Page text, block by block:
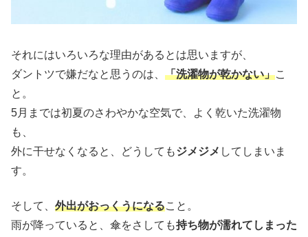
それにはいろいろな理由があるとは思いますが、
ダントツで嫌だなと思うのは、 「洗濯物が乾かない」こ
と。
5月までは初夏のさわやかな空気で、よく乾いた洗濯物
も、
外に干せなくなると、どうしてもジメジメ してしまいま
す。
そして、 外出がおっくうになること。
雨が降っていると、傘をさしても持ち物が濡れてしまった